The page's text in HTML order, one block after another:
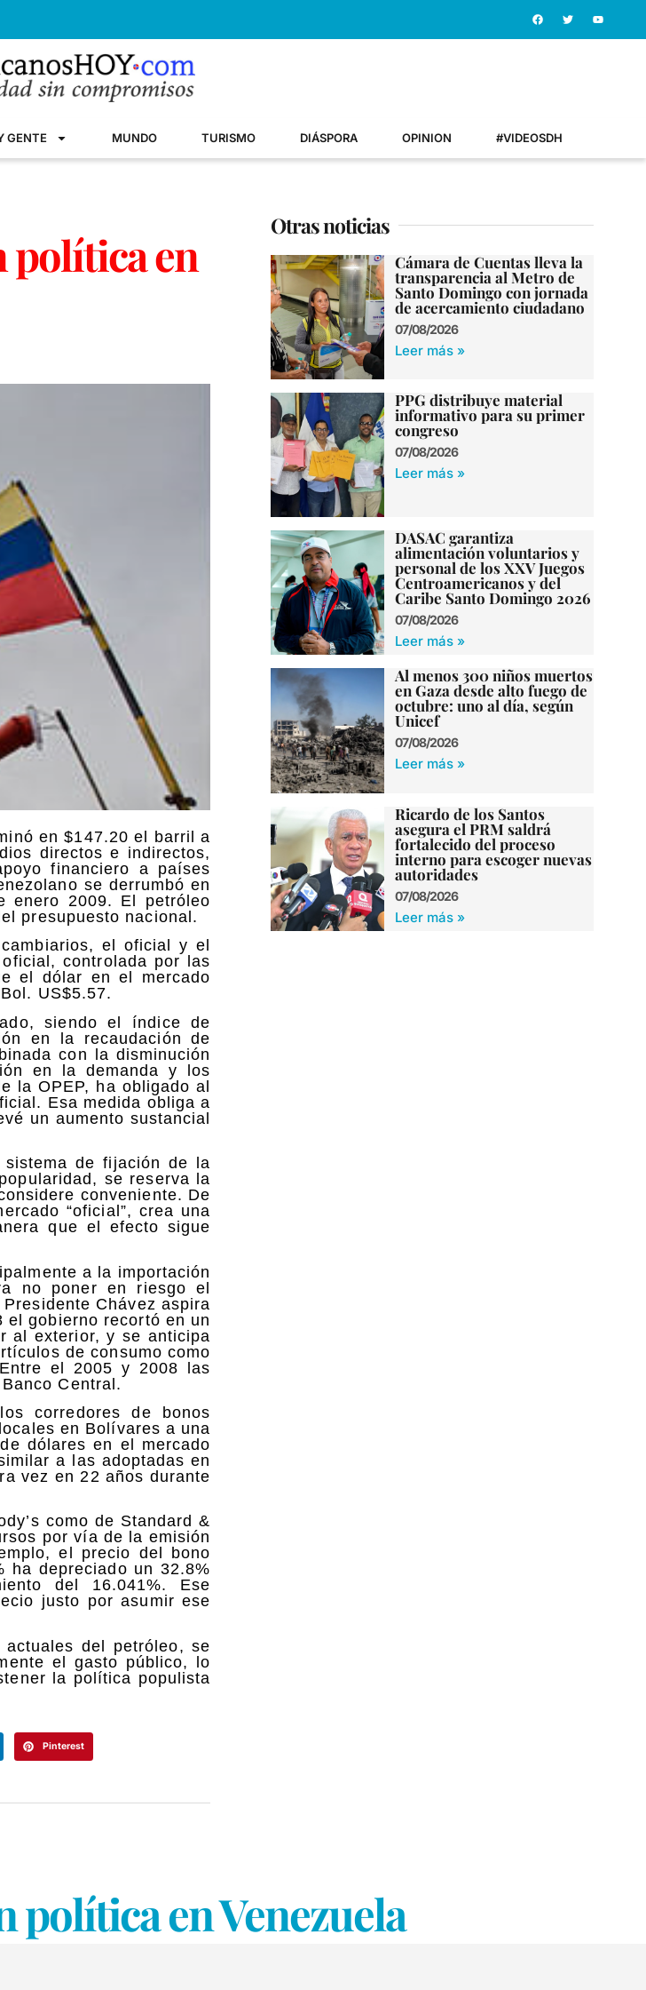
GENTE MUNDO TURISMO DIÁSPORA OPINION #VIDEOSDH
política en
en $147.20 el barril a
directos e indirectos,
financiero a países
se derrumbó en
2009. El petróleo
presupuesto nacional.
el oficial y el
controlada por las
el dólar en el mercado
US$5.57.
siendo el índice de
en la recaudación de
con la disminución
en la demanda y los
la OPEP, ha obligado al
Esa medida obliga a
un aumento sustancial
de fijación de la
se reserva la
conveniente. De
“oficial”, crea una
que el efecto sigue
a la importación
no poner en riesgo el
Chávez aspira
gobierno recortó en un
al exterior, y se anticipa
de consumo como
el 2005 y 2008 las
Central.
corredores de bonos
en Bolívares a una
dólares en el mercado
a las adoptadas en
vez en 22 años durante
como de Standard &
por vía de la emisión
el precio del bono
ha depreciado un 32.8%
del 16.041%. Ese
justo por asumir ese
del petróleo, se
el gasto público, lo
la política populista
Pinterest
Otras noticias
Cámara de Cuentas lleva la
transparencia al Metro de
Santo Domingo con jornada
de acercamiento ciudadano
07/08/2026
Leer más »
PPG distribuye material
informativo para su primer
congreso
07/08/2026
Leer más »
DASAC garantiza
alimentación voluntarios y
personal de los XXV Juegos
Centroamericanos y del
Caribe Santo Domingo 2026
07/08/2026
Leer más »
Al menos 300 niños muertos
en Gaza desde alto fuego de
octubre: uno al día, según
Unicef
07/08/2026
Leer más »
Ricardo de los Santos
asegura el PRM saldrá
fortalecido del proceso
interno para escoger nuevas
autoridades
07/08/2026
Leer más »
en Venezuela